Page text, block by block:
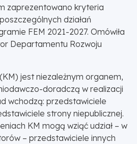
zaprezentowano kryteria
działań
FEM 2021-2027. Omówiła
Departamentu Rozwoju
jest niezależnym organem,
doradczą w realizacji
wchodzą: przedstawiciele
strony niepublicznej.
KM mogą wziąć udział – w
– przedstawiciele innych